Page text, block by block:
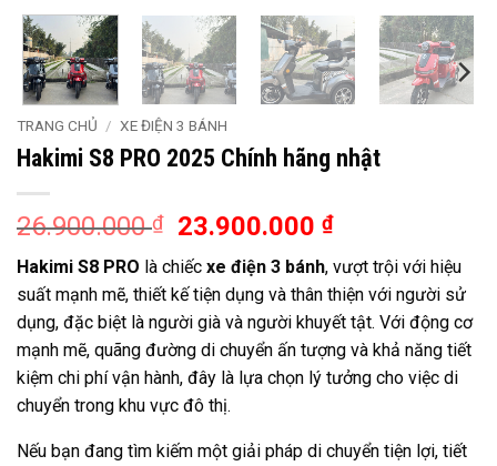
TRANG CHỦ / XE ĐIỆN 3 BÁNH
Hakimi S8 PRO 2025 Chính hãng nhật
26.900.000₫
Giá
gốc
là:
26.900.000 ₫.
23.900.000₫Giá
tại
là:
23.900.000
Hakimi S8 PRO là chiếc xe điện 3 bánh, vượt trội với hiệu
suất mạnh mẽ, thiết kế tiện dụng và thân thiện với người sử
dụng, đặc biệt là người già và người khuyết tật. Với động cơ
mạnh mẽ, quãng đường di chuyển ấn tượng và khả năng tiết
kiệm chi phí vận hành, đây là lựa chọn lý tưởng cho việc di
chuyển trong khu vực đô thị.
Nếu bạn đang tìm kiếm một giải pháp di chuyển tiện lợi, tiết